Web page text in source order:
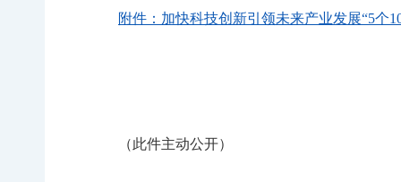
附件：加快科技创新引领未来产业发展“5个
（此件主动公开）